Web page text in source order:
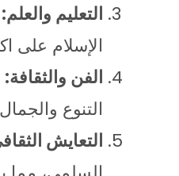
التعليم والعلم:
الإسلام على
الفن والثقافة:
التنوع
التعايش